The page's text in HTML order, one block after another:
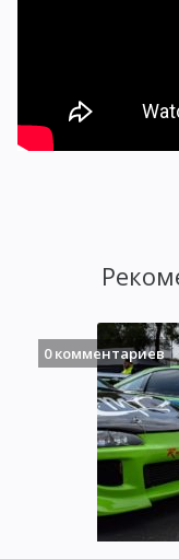
0 комментариев